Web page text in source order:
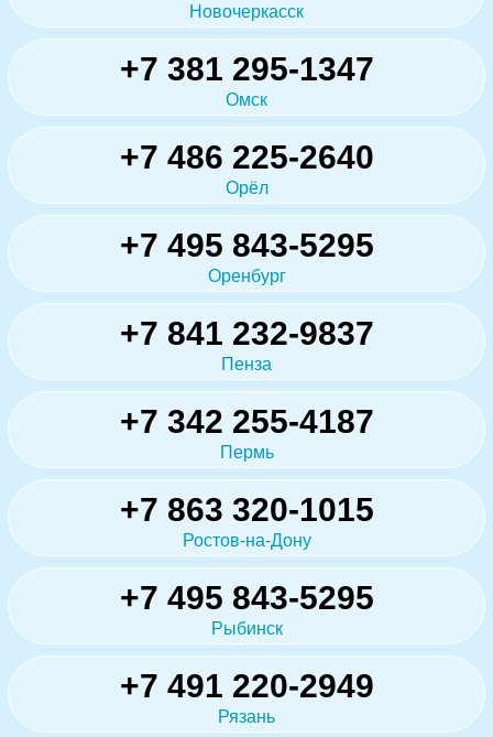
Новочеркасск
+7 381 295-1347
Омск
+7 486 225-2640
Орёл
+7 495 843-5295
Оренбург
+7 841 232-9837
Пенза
+7 342 255-4187
Пермь
+7 863 320-1015
Ростов-на-Дону
+7 495 843-5295
Рыбинск
+7 491 220-2949
Рязань